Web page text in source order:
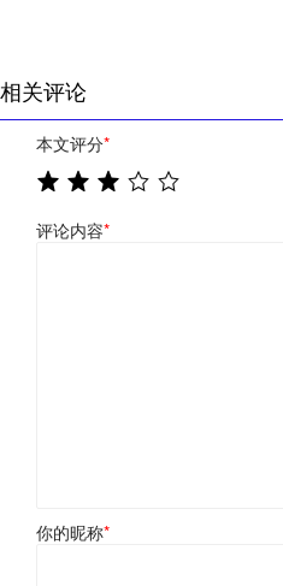
相关评论
本文评分*
评论内容*
你的昵称*